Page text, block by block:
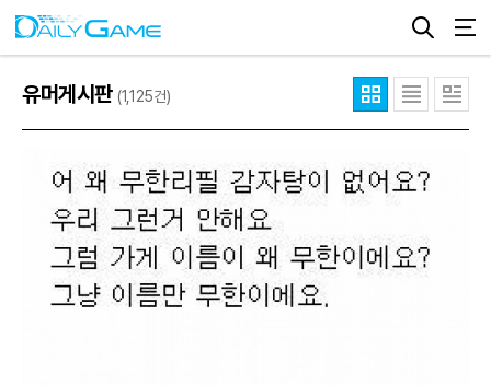
유머게시판 (1,125건)